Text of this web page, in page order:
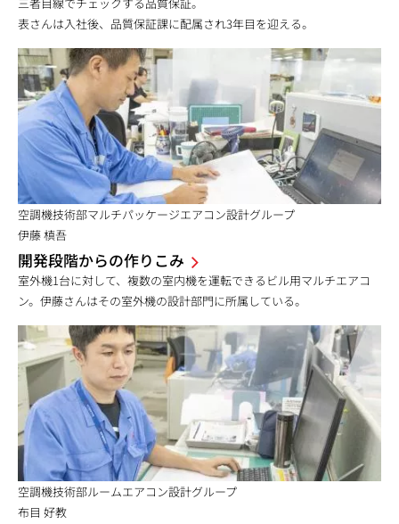
表さんは入社後、品質保証課に配属され3年目を迎える。
空調機技術部マルチパッケージエアコン設計グループ
伊藤 槙吾
開発段階からの作りこみ
室外機1台に対して、複数の室内機を運転できるビル用マルチエアコ
ン。伊藤さんはその室外機の設計部門に所属している。
空調機技術部ルームエアコン設計グループ
布目 好教